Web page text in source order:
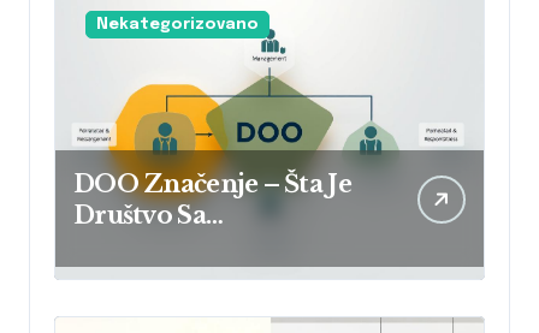
Nekategorizovano
DOO Značenje – Šta Je
Društvo Sa
Odgovornošću I Kako
Funkcioniše?